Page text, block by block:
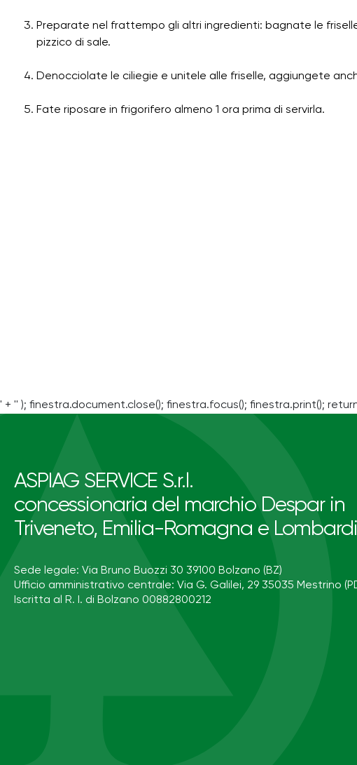
Preparate nel frattempo gli altri ingredienti: bagnate le
pizzico di sale.
Denocciolate le ciliegie e unitele alle friselle, aggiungete
Fate riposare in frigorifero almeno 1 ora prima di servirla.
' + '' ); finestra.document.close(); finestra.focus(); finestra.print();
ASPIAG SERVICE S.r.l.
concessionaria del marchio Despar in
Triveneto, Emilia-Romagna e
Sede legale: Via Bruno Buozzi 30 39100 Bolzano (BZ)
Ufficio amministrativo centrale: Via G. Galilei, 29 35035 Mestrino
Iscritta al R. I. di Bolzano 00882800212